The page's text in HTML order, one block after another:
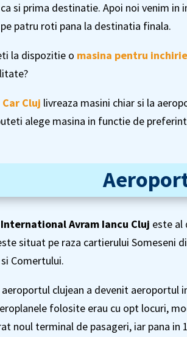
si prima destinatie. Apoi noi venim
patru roti pana la destinatia finala.
la dispozitie o masina pentru
Cluj livreaza masini chiar si la
alege masina in functie de
Avram Iancu Cluj este al
situat pe raza cartierului Someseni
Comertului.
aeroportul clujean a devenit aeroportul
folosite erau cu opt locuri,
noul terminal de pasageri, iar pana